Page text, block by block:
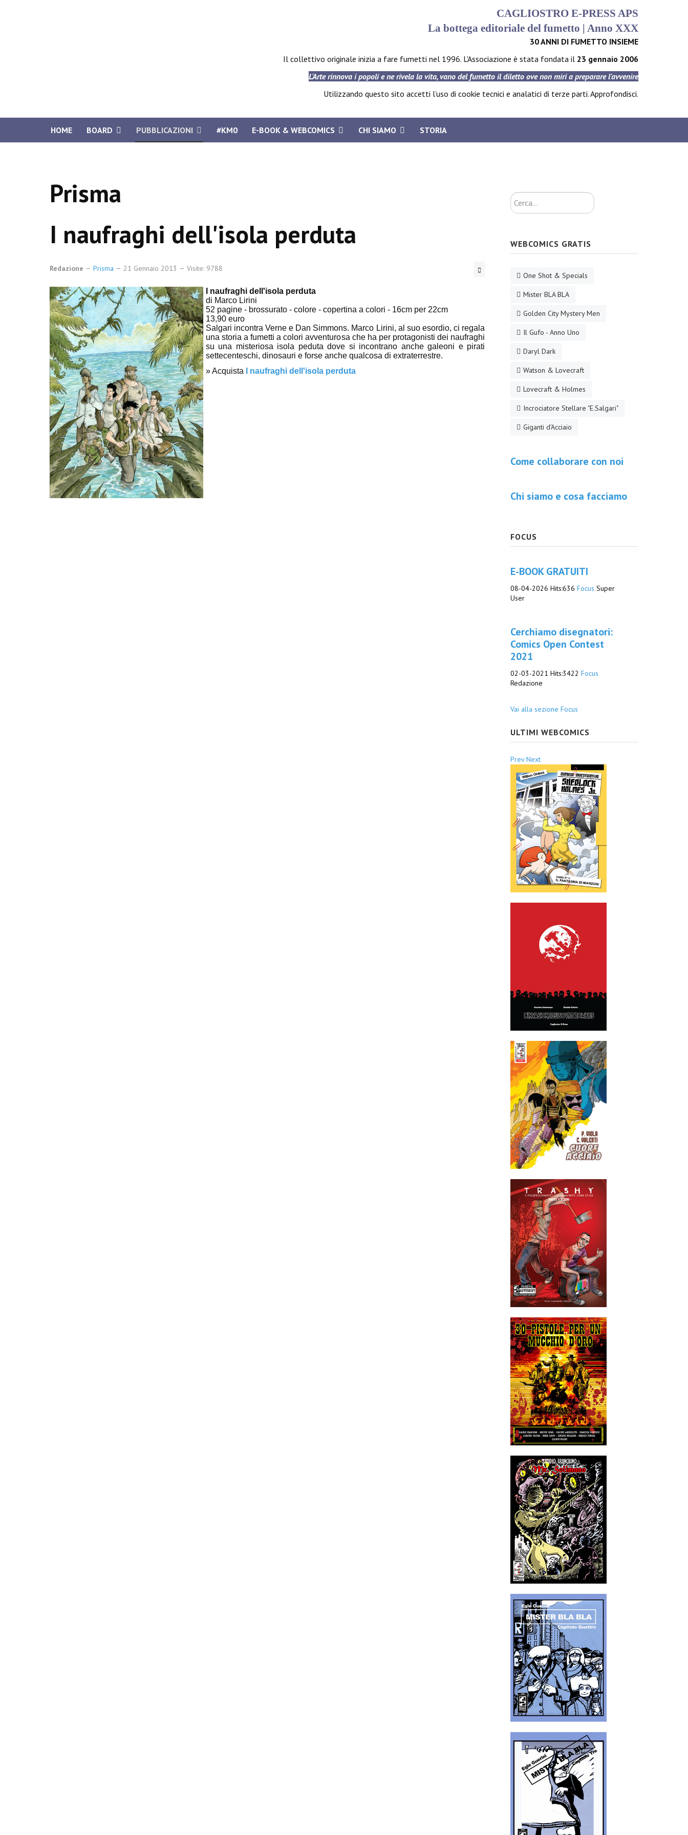
CAGLIOSTRO E-PRESS APS
La bottega editoriale del fumetto | Anno XXX
30 ANNI DI FUMETTO INSIEME
Il collettivo originale inizia a fare fumetti nel 1996. L'Associazione è stata fondata il 23 gennaio 2006
L'Arte rinnova i popoli e ne rivela la vita, vano del fumetto il diletto ove non miri a preparare l'avvenire
Utilizzando questo sito accetti l’uso di cookie tecnici e analatici di terze parti.Approfondisci.
HOME BOARD PUBBLICAZIONI #KM0 E-BOOK & WEBCOMICS CHI SIAMO STORIA
Prisma
I naufraghi dell'isola perduta
Redazione Prisma 21 Gennaio 2013 Visite: 9788
I naufraghi dell'isola perduta
di Marco Lirini
52 pagine - brossurato - colore - copertina a colori - 16cm per 22cm
13,90 euro
Salgari incontra Verne e Dan Simmons. Marco Lirini, al suo esordio, ci regala
una storia a fumetti a colori avventurosa che ha per protagonisti dei naufraghi
su una misteriosa isola peduta dove si incontrano anche galeoni e pirati
settecenteschi, dinosauri e forse anche qualcosa di extraterrestre.
» Acquista
I naufraghi dell'isola perduta
Cerca...
WEBCOMICS GRATIS
One Shot & Specials
Mister BLA BLA
Golden City Mystery Men
Il Gufo - Anno Uno
Daryl Dark
Watson & Lovecraft
Lovecraft & Holmes
Incrociatore Stellare "E.Salgari"
Giganti d'Acciaio
Come collaborare con noi
Chi siamo e cosa facciamo
FOCUS
E-BOOK GRATUITI
08-04-2026 Hits:636 Focus Super
User
Cerchiamo disegnatori:
Comics Open Contest
2021
02-03-2021 Hits:3422 Focus
Redazione
Vai alla sezione Focus
ULTIMI WEBCOMICS
Prev Next